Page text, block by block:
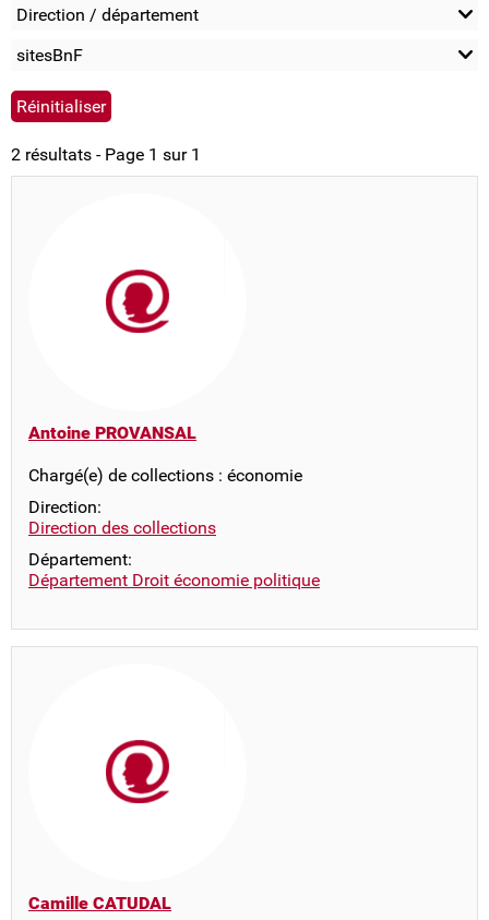
Direction / département
sitesBnF
2 résultats - Page 1 sur 1
Antoine PROVANSAL
Chargé(e) de collections : économie
Direction:
Direction des collections
Département:
Département Droit économie politique
Camille CATUDAL